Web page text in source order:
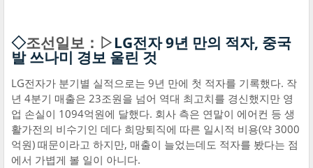
◇조선일보：▷LG전자 9년 만의 적자, 중국
발 쓰나미 경보 울린 것
LG전자가 분기별 실적으로는 9년 만에 첫 적자를 기록했다. 작
년 4분기 매출은 23조원을 넘어 역대 최고치를 경신했지만 영
업 손실이 1094억원에 달했다. 회사 측은 연말이 에어컨 등 생
활가전의 비수기인 데다 희망퇴직에 따른 일시적 비용(약 3000
억원) 때문이라고 하지만, 매출이 늘었는데도 적자를 봤다는 점
에서 가볍게 볼 일이 아니다.